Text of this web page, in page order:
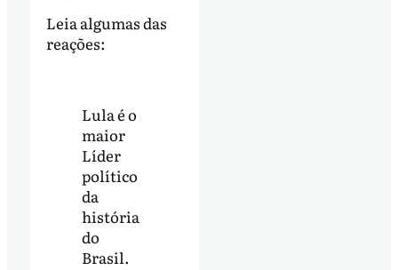
Leia algumas das
reações:
Lula é o
maior
Líder
político
da
história
do
Brasil.